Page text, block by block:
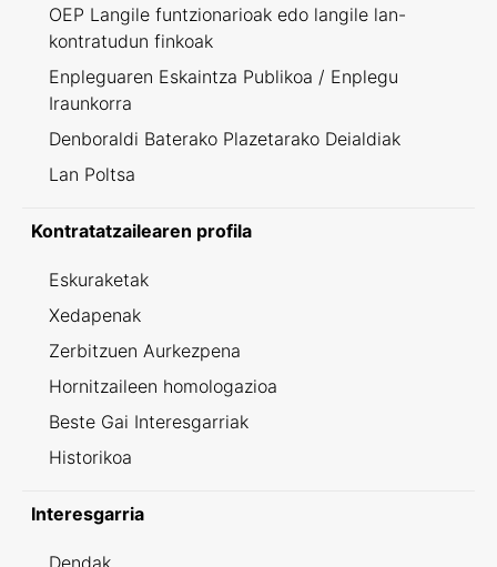
OEP Langile funtzionarioak edo langile lan-
kontratudun finkoak
Enpleguaren Eskaintza Publikoa / Enplegu
Iraunkorra
Denboraldi Baterako Plazetarako Deialdiak
Lan Poltsa
Kontratatzailearen profila
Eskuraketak
Xedapenak
Zerbitzuen Aurkezpena
Hornitzaileen homologazioa
Beste Gai Interesgarriak
Historikoa
Interesgarria
Dendak